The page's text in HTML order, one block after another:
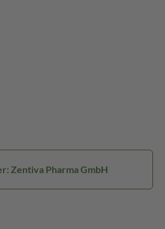
Zentiva Pharma GmbH